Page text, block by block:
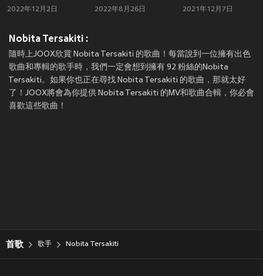
2022年12月2日 2022年8月26日 2021年12月7日
Nobita Tersakiti :
隨時上JOOX欣賞 Nobita Tersakiti 的歌曲！每當說到一位擁有出色
歌曲和專輯的歌手時，我們一定會想到擁有 92 粉絲的Nobita
Tersakiti。如果你也正在尋找 Nobita Tersakiti 的歌曲，那就太好
了！JOOX將會為你提供 Nobita Tersakiti 的MV和歌曲合輯，你必會
喜歡這些歌曲！
首歌 歌手 Nobita Tersakiti